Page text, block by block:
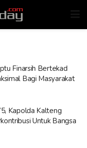
Finarsih Bertekad
Bagi Masyarakat
Kapolda Kalteng
Untuk Bangsa